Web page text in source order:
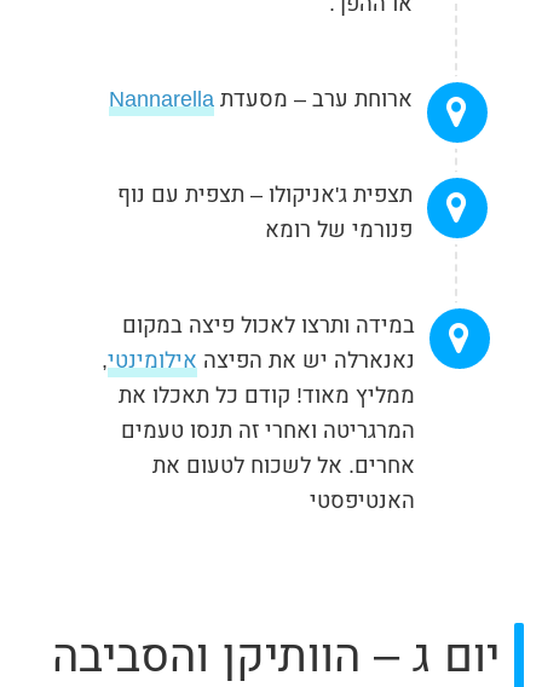
ארוחת ערב – מסעדתNannarella
תצפית ג'אניקולו – תצפית עם נוף
פנורמי של רומא
במידה ותרצו לאכול פיצה במקום
נאנארלה יש את הפיצה אילומינטי,
ממליץ מאוד! קודם כל תאכלו את
המרגריטה ואחרי זה תנסו טעמים
אחרים. אל לשכוח לטעום את
האנטיפסטי
יום ג – הוותיקן והסביבה